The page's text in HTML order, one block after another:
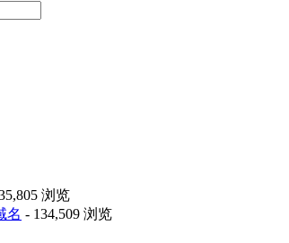
浏览
名 - 134,509 浏览